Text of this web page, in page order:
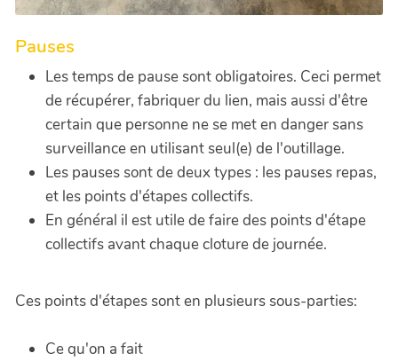
Pauses
Les temps de pause sont obligatoires. Ceci permet
de récupérer, fabriquer du lien, mais aussi d'être
certain que personne ne se met en danger sans
surveillance en utilisant seul(e) de l'outillage.
Les pauses sont de deux types : les pauses repas,
et les points d'étapes collectifs.
En général il est utile de faire des points d'étape
collectifs avant chaque cloture de journée.
Ces points d'étapes sont en plusieurs sous-parties:
Ce qu'on a fait